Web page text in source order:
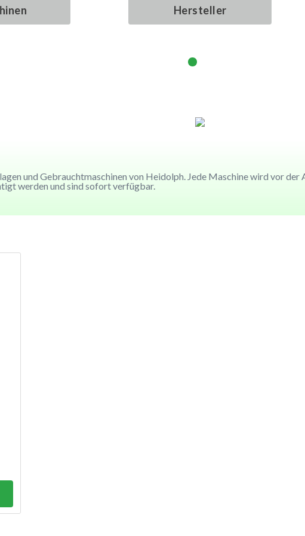
Hersteller
Hersteller
Hersteller
Hersteller
und Gebrauchtmaschinen von Heidolph. Jede Maschine wird vor
werden und sind sofort verfügbar.